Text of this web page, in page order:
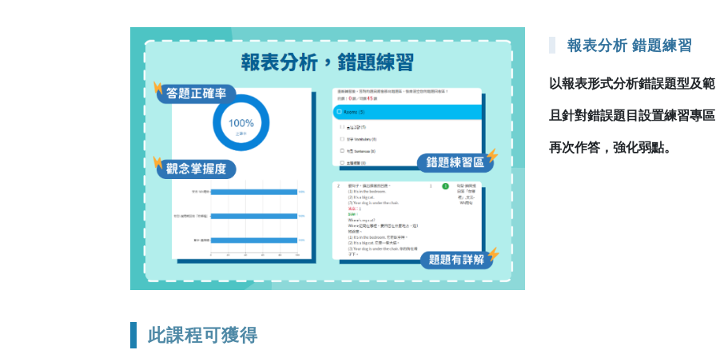
報表分析 錯題練習
以報表形式分析錯誤題型及
且針對錯誤題目設置練習專
再次作答，強化弱點。
此課程可獲得